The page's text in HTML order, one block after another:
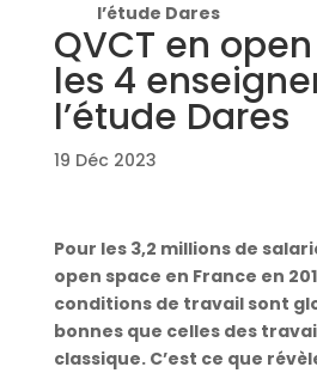
l’étude Dares
QVCT en
les 4
l’étude Dares
19 Déc 2023
Pour les 3,2 millions de
open space en France en
conditions de travail sont
bonnes que celles des
classique. C’est ce que